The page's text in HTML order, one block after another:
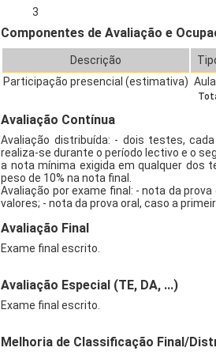
3
Componentes de Avaliação e
Descrição
Participação presencial (estimativa)
Avaliação Contínua
Avaliação distribuída: - dois testes,
realiza-se durante o período lectivo e o
a nota mínima exigida em qualquer dos
peso de 10% na nota final.
Avaliação por exame final: - nota da
valores; - nota da prova oral, caso a
Avaliação Final
Exame final escrito.
Avaliação Especial (TE, DA, ...)
Exame final escrito.
Melhoria de Classificação Final/